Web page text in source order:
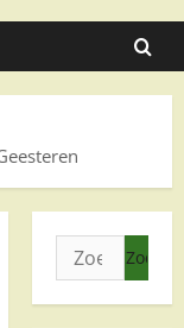
Zoeken
naar: